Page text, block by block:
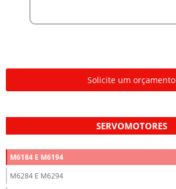
Solicite um orçamento
SERVOMOTORES
M6184 E M6194
M6284 E M6294